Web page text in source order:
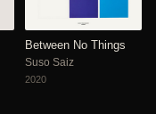
Between No Things
Suso Saiz
2020